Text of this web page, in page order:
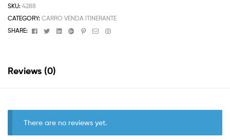
SKU: 4288
CATEGORY: CARRO VENDA ITINERANTE
SHARE:
FacebookTwitterLinkedinGoogle+Pinterest
EmailInstagram
Reviews (0)
There are no reviews yet.